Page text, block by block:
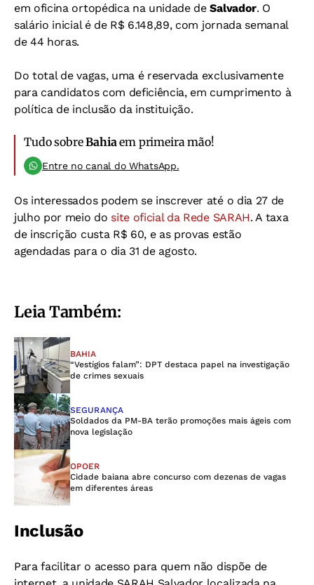
em oficina ortopédica na unidade deSalvador. O
salário inicial é de R$ 6.148,89, com jornada semanal
de 44 horas.
Do total de vagas, uma é reservada exclusivamente
para candidatos com deficiência, em cumprimento à
política de inclusão da instituição.
Tudo sobreBahia em primeira mão!
Entre no canal do WhatsApp.
Os interessados podem se inscrever até o dia 27 de
julho por meio do site oficial da Rede SARAH. A taxa
de inscrição custa R$ 60, e as provas estão
agendadas para o dia 31 de agosto.
Leia Também:
BAHIA
“Vestígios falam”: DPT destaca papel na investigação
de crimes sexuais
SEGURANÇA
Soldados da PM-BA terão promoções mais ágeis com
nova legislação
OPOER
Cidade baiana abre concurso com dezenas de vagas
em diferentes áreas
Inclusão
Para facilitar o acesso para quem não dispõe de